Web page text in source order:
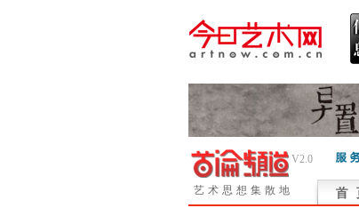
艺术思想集散地
V2.0